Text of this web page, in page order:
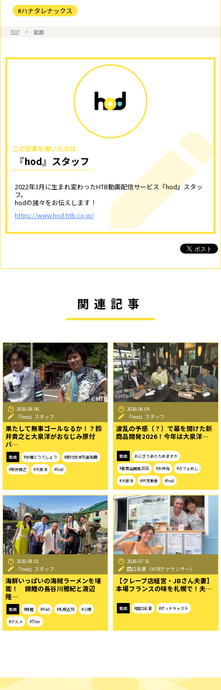
#ハナタレナックス
TOP > 動画
この記事を書いたのは
『hod』スタッフ
2022年3月に生まれ変わったHTB動画配信サービス『hod』スタッ
フ。
hodの諸々をお伝えします！
https://www.hod.htb.co.jp/
関連記事
2026.08.06
『hod』スタッフ
果たして無事ゴールなるか！？鈴
井貴之と大泉洋がおなじみ原付
バ…
動画 #水曜どうでしょう #原付日本列島制覇
#鈴井貴之 #大泉洋 #hod
2026.08.05
『hod』スタッフ
波乱の予感（？）で幕を開けた新
商品開発2026！今年は大泉洋…
動画 おにぎりあたためますか
#新商品開発2026 #お弁当 #カフェめし
#大泉洋 #戸次重幸 #hod
2026.08.01
『hod』スタッフ
海鮮いっぱいの海賊ラーメンを堪
能！ 錦鯉の長谷川雅紀と渡辺
隆…
動画 #錦鯉 #hod #札幌近郊 #小樽
#グルメ #TVer
2026.07.31
田口彩夏（HTBアナウンサー）
【クレープ店経営・JBさん夫妻】
本場フランスの味を札幌で！夫…
動画 #田口彩夏 #ポッドキャスト